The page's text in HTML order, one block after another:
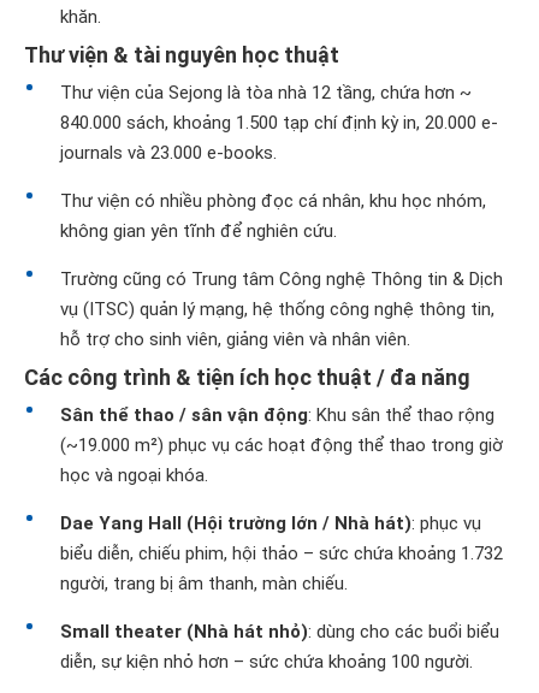
khăn.
Thư viện & tài nguyên học thuật
Thư viện của Sejong là tòa nhà 12 tầng, chứa hơn ~
840.000 sách, khoảng 1.500 tạp chí định kỳ in, 20.000 e-
journals và 23.000 e-books.
Thư viện có nhiều phòng đọc cá nhân, khu học nhóm,
không gian yên tĩnh để nghiên cứu.
Trường cũng có Trung tâm Công nghệ Thông tin & Dịch
vụ (ITSC) quản lý mạng, hệ thống công nghệ thông tin,
hỗ trợ cho sinh viên, giảng viên và nhân viên.
Các công trình & tiện ích học thuật / đa năng
Sân thể thao / sân vận động: Khu sân thể thao rộng
(~19.000 m²) phục vụ các hoạt động thể thao trong giờ
học và ngoại khóa.
Dae Yang Hall (Hội trường lớn / Nhà hát): phục vụ
biểu diễn, chiếu phim, hội thảo – sức chứa khoảng 1.732
người, trang bị âm thanh, màn chiếu.
Small theater (Nhà hát nhỏ): dùng cho các buổi biểu
diễn, sự kiện nhỏ hơn – sức chứa khoảng 100 người.